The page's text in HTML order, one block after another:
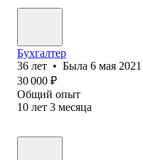
Бухгалтер
36 лет • Была 6 мая 2021
30 000 ₽
Общий опыт
10 лет 3 месяца